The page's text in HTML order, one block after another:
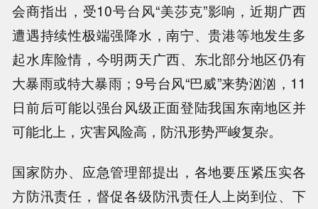
会商指出，受10号台风“美莎克”影响，近期广西
遭遇持续性极端强降水，南宁、贵港等地发生多
起水库险情，今明两天广西、东北部分地区仍有
大暴雨或特大暴雨；9号台风“巴威”来势汹汹，11
日前后可能以强台风级正面登陆我国东南地区并
可能北上，灾害风险高，防汛形势严峻复杂。
国家防办、应急管理部提出，各地要压紧压实各
方防汛责任，督促各级防汛责任人上岗到位、下